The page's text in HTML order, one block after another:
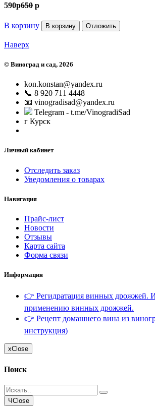
590p650 p
В корзину В корзину Отложить
Наверх
© Виноград и сад, 2026
kon.konstan@yandex.ru
📞 8 920 711 4448
📧 vinogradisad@yandex.ru
Telegram - t.me/VinogradiSad
г Курск
Личный кабинет
Отследить заказ
Уведомления о товарах
Навигация
Прайс-лист
Новости
Отзывы
Карта сайта
Форма связи
Информация
👉 Регидратация винных дрожжей.
применению винных дрожжей.
👉 Рецепт домашнего вина из
инструкция)
xClose
Поиск
ЧClose